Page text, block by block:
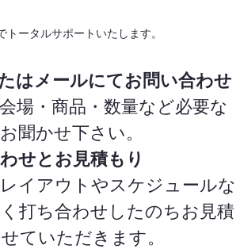
ータルサポートいたします。
はメールにてお問い合わせ
場・商品・数量など必要な
聞かせ下さい。
せとお見積もり
イアウトやスケジュールな
打ち合わせしたのちお見積
ていただきます。